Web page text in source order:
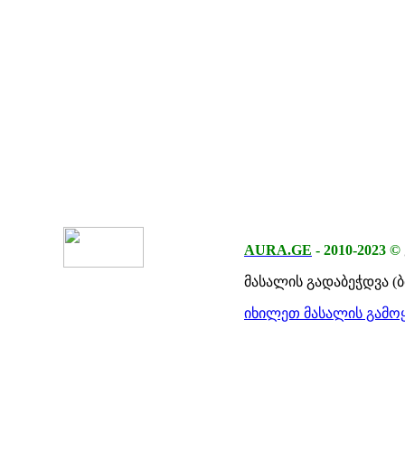
AURA.GE - 2010-2023 ©
მასალის გადაბეჭდვა
იხილეთ მასალის